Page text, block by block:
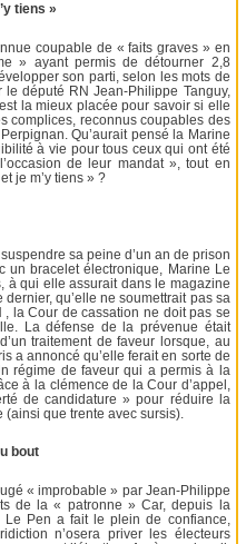
tiens »
coupable de « faits graves » en
» ayant permis de détourner 2,8
son parti, selon les mots de
député RN Jean-Philippe Tanguy,
la mieux placée pour savoir si elle
complices, reconnus coupables des
Qu’aurait pensé la Marine
à vie pour tous ceux qui ont été
de leur mandat », tout en
je m’y tiens » ?
sa peine d’un an de prison
un bracelet électronique, Marine Le
à qui elle assurait dans le magazine
qu’elle ne soumettrait pas sa
la Cour de cassation ne doit pas se
La défense de la prévenue était
traitement de faveur lorsque, au
a annoncé qu’elle ferait en sorte de
régime de faveur qui a permis à la
à la clémence de la Cour d’appel,
de candidature » pour réduire la
(ainsi que trente avec sursis).
bout
« improbable » par Jean-Philippe
de la « patronne » Car, depuis la
Pen a fait le plein de confiance,
n’osera priver les électeurs